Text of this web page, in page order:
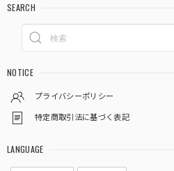
SEARCH
NOTICE
プライバシーポリシー
特定商取引法に基づく表記
LANGUAGE